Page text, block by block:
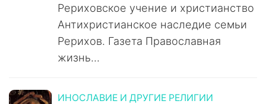
Рериховское учение и христианство
Антихристианское наследие семьи
Рерихов. Газета Православная
жизнь...
ИНОСЛАВИЕ И ДРУГИЕ РЕЛИГИИ